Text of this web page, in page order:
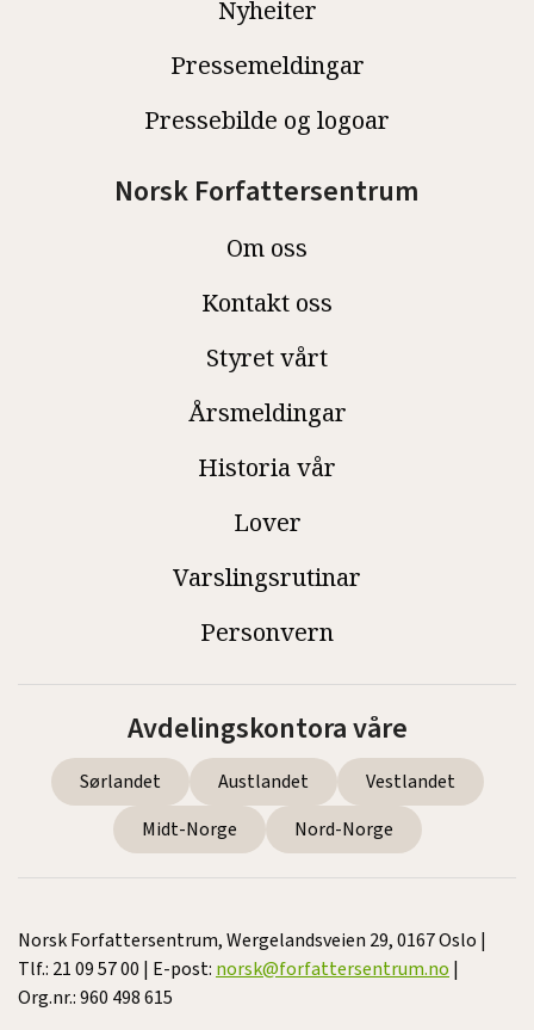
Nyheiter
Pressemeldingar
Pressebilde og logoar
Norsk Forfattersentrum
Om oss
Kontakt oss
Styret vårt
Årsmeldingar
Historia vår
Lover
Varslingsrutinar
Personvern
Avdelingskontora våre
Sørlandet Austlandet
Vestlandet
Midt-Norge
Nord-Norge
Norsk Forfattersentrum, Wergelandsveien 29, 0167 Oslo |
Tlf.: 21 09 57 00 | E-post: norsk@forfattersentrum.no |
Org.nr.: 960 498 615